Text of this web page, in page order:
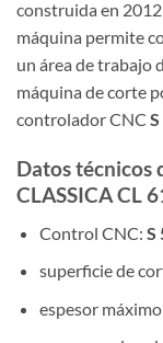
construida en
máquina permite
un área de trabajo
máquina de corte
controlador CNC
Datos técnicos
CLASSICA CL
Control CNC: S
superficie de
espesor